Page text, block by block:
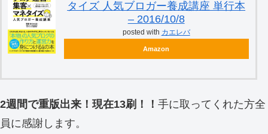
タイズ 人気ブロガー養成講座 単行本
– 2016/10/8
posted with カエレバ
Amazon
2週間で重版出来！現在13刷！！ 手に取ってくれた方全
員に感謝します。